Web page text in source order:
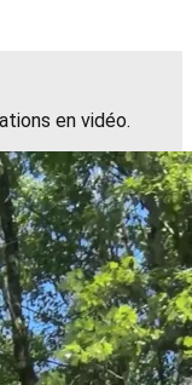
en vidéo.